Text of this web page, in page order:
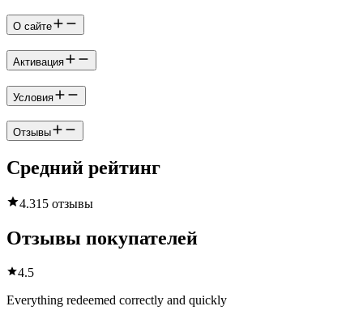
О сайте
Активация
Условия
Отзывы
Средний рейтинг
4.315 отзывы
Отзывы покупателей
4.5
Everything redeemed correctly and quickly